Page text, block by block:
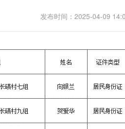
发布时间：2025-04-09